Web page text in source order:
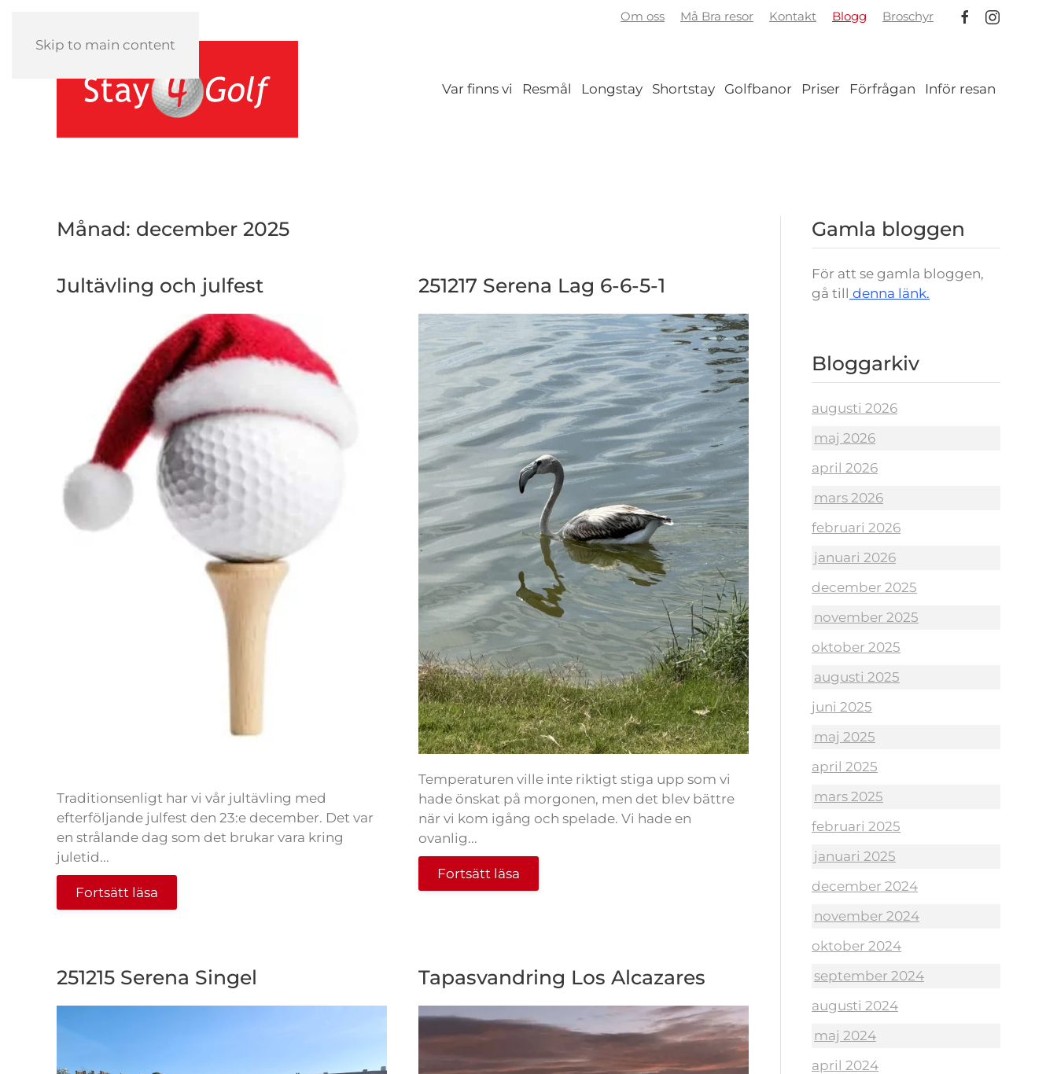
Skip to main content
Om oss Må Bra resor Kontakt Blogg Broschyr
Var finns vi Resmål Longstay Shortstay Golfbanor Priser Förfrågan Inför resan
Månad: december 2025
Jultävling och julfest
Traditionsenligt har vi vår jultävling med
efterföljande julfest den 23:e december. Det var
en strålande dag som det brukar vara kring
juletid...
Fortsätt läsa
251217 Serena Lag 6-6-5-1
Temperaturen ville inte riktigt stiga upp som vi
hade önskat på morgonen, men det blev bättre
när vi kom igång och spelade. Vi hade en
ovanlig...
Fortsätt läsa
251215 Serena Singel Tapasvandring Los Alcazares
Gamla bloggen
För att se gamla bloggen,
gå till denna länk.
Bloggarkiv
augusti 2026
maj 2026
april 2026
mars 2026
februari 2026
januari 2026
december 2025
november 2025
oktober 2025
augusti 2025
juni 2025
maj 2025
april 2025
mars 2025
februari 2025
januari 2025
december 2024
november 2024
oktober 2024
september 2024
augusti 2024
maj 2024
april 2024